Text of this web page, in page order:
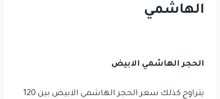
الهاشمي
الحجر الهاشمي الابيض
يتراوح كذلك سعر الحجر الهاشمي الابيض بين 120